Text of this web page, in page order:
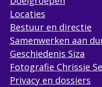
cliëntadviseurs.
Volgende
Locaties
Bestuur en directie
Samenwerken aan
Geschiedenis Siza
Fotografie Chrissie
Privacy en dossiers